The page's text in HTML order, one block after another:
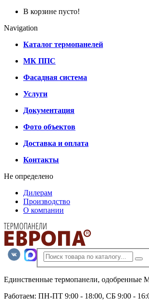
В корзине пусто!
Navigation
Каталог термопанелей
МК ППС
Фасадная система
Услуги
Документация
Фото объектов
Доставка и оплата
Контакты
Не определено
Дилерам
Производство
О компании
Единственные термопанели, одобренные
Работаем: ПН-ПТ 9:00 - 18:00, СБ 9:00 -